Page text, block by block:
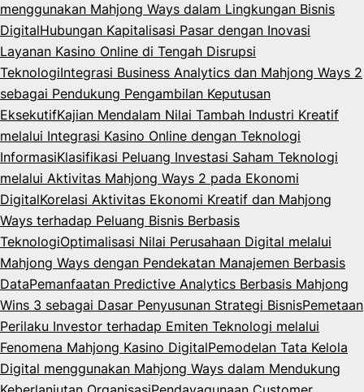
menggunakan Mahjong Ways dalam Lingkungan Bisnis
DigitalHubungan Kapitalisasi Pasar dengan Inovasi
Layanan Kasino Online di Tengah Disrupsi
TeknologiIntegrasi Business Analytics dan Mahjong Ways 2
sebagai Pendukung Pengambilan Keputusan
EksekutifKajian Mendalam Nilai Tambah Industri Kreatif
melalui Integrasi Kasino Online dengan Teknologi
InformasiKlasifikasi Peluang Investasi Saham Teknologi
melalui Aktivitas Mahjong Ways 2 pada Ekonomi
DigitalKorelasi Aktivitas Ekonomi Kreatif dan Mahjong
Ways terhadap Peluang Bisnis Berbasis
TeknologiOptimalisasi Nilai Perusahaan Digital melalui
Mahjong Ways dengan Pendekatan Manajemen Berbasis
DataPemanfaatan Predictive Analytics Berbasis Mahjong
Wins 3 sebagai Dasar Penyusunan Strategi BisnisPemetaan
Perilaku Investor terhadap Emiten Teknologi melalui
Fenomena Mahjong Kasino DigitalPemodelan Tata Kelola
Digital menggunakan Mahjong Ways dalam Mendukung